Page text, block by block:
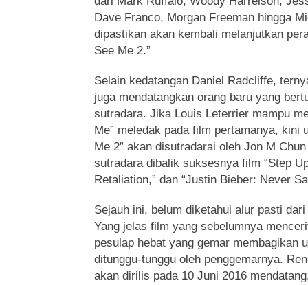
Dave Franco, Morgan Freeman hingga
dipastikan akan kembali melanjutkan
See Me 2.”
Selain kedatangan Daniel Radcliffe,
juga mendatangkan orang baru yang
sutradara. Jika Louis Leterrier mampu
Me” meledak pada film pertamanya, kini
Me 2” akan disutradarai oleh Jon M
sutradara dibalik suksesnya film “Step
Retaliation,” dan “Justin Bieber: Never
Sejauh ini, belum diketahui alur pasti dari
Yang jelas film yang sebelumnya
pesulap hebat yang gemar membagikan
ditunggu-tunggu oleh penggemarnya.
akan dirilis pada 10 Juni 2016